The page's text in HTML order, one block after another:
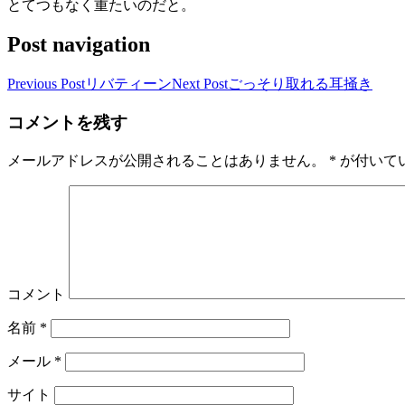
とてつもなく重たいのだと。
Post navigation
Previous PostリバティーンNext Postごっそり取れる耳掻き
コメントを残す
メールアドレスが公開されることはありません。 * が付いて
コメント
名前 *
メール *
サイト